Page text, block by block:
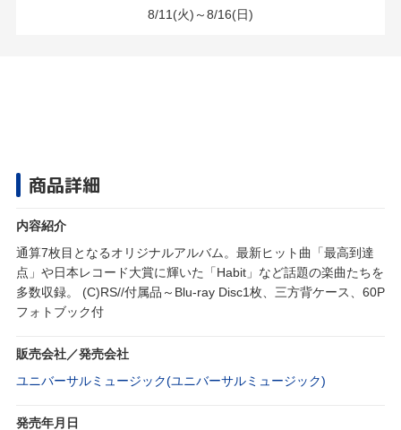
8/11(火)～8/16(日)
商品詳細
内容紹介
通算7枚目となるオリジナルアルバム。最新ヒット曲「最高到達
点」や日本レコード大賞に輝いた「Habit」など話題の楽曲たちを
多数収録。 (C)RS//付属品～Blu-ray Disc1枚、三方背ケース、60P
フォトブック付
販売会社／発売会社
ユニバーサルミュージック(ユニバーサルミュージック)
発売年月日